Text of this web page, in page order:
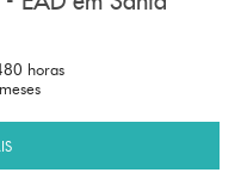
horas